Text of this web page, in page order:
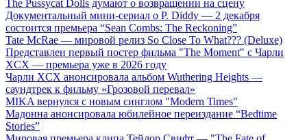
The Pussycat Dolls думают о возвращении на сцену
Документальный мини-сериал о P. Diddy — 2 декабря
состоится премьера “Sean Combs: The Reckoning”
Tate McRae — мировой релиз So Close To What??? (Deluxe)
Представлен первый постер фильма "The Moment" с Чарли
XCX — премьера уже в 2026 году
Чарли XCX анонсировала альбом Wuthering Heights —
саундтрек к фильму «Грозовой перевал»
MIKA вернулся с новым синглом "Modern Times"
Мадонна анонсировала юбилейное переиздание “Bedtime
Stories”